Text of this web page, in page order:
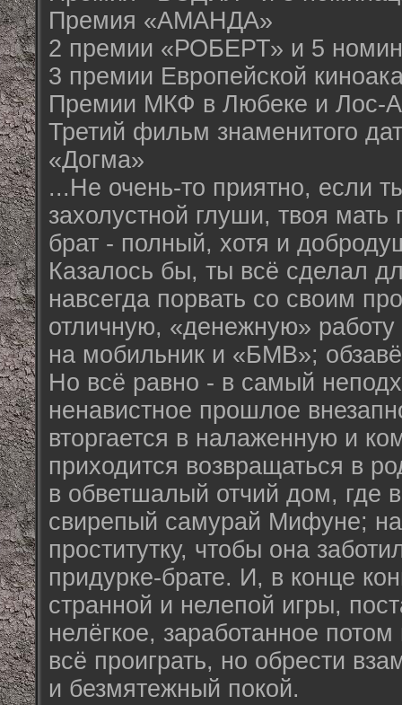
Премия «АМАНДА»
2 премии «РОБЕРТ» и 5
3 премии Европейской
Премии МКФ в Любеке и Лос-
Третий фильм знаменитого
«Догма»
...Не очень-то приятно, если
захолустной глуши, твоя
брат - полный, хотя и
Казалось бы, ты всё сделал
навсегда порвать со своим
отличную, «денежную» работу
на мобильник и «БМВ»;
Но всё равно - в самый
ненавистное прошлое
вторгается в налаженную и
приходится возвращаться в
в обветшалый отчий дом, где
свирепый самурай Мифуне;
проститутку, чтобы она
придурке-брате. И, в конце
странной и нелепой игры,
нелёгкое, заработанное
всё проиграть, но обрести
и безмятежный покой.